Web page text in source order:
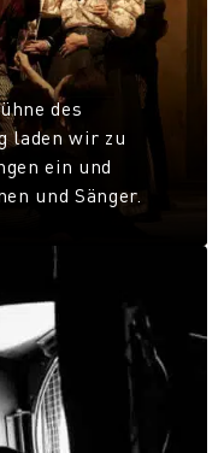
des
laden wir zu
ein und
und Sänger.